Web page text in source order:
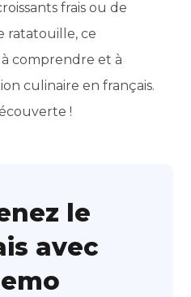
frais ou de
ratatouille, ce
comprendre et à
culinaire en français.
!
le
avec